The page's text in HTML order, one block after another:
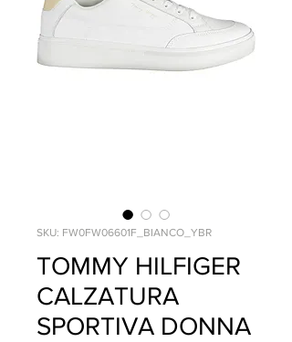
SKU: FW0FW06601F_BIANCO_YBR
TOMMY HILFIGER
CALZATURA
SPORTIVA DONNA